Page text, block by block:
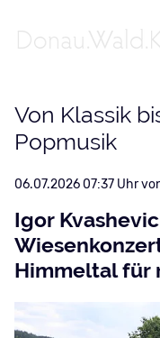
Von Klassik
Popmusik
06.07.2026 07:37
Igor
Himmeltal für